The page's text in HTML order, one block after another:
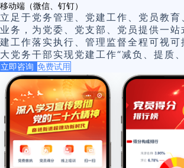
移动端（微信、钉钉）
立足于党务管理、党建工作、党员教育
业务，为党委、党支部、党员提供一站
建工作落实执行、管理监督全程可视可
大党务干部实现党建工作“减负、提质
立即咨询 免费试用